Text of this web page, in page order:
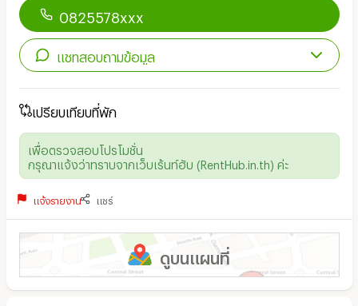
0825578xxx
แชทสอบถามข้อมูล
เปรียบเทียบที่พัก
เพื่อตรวจสอบโปรโมชั่น
กรุณาแจ้งว่าทราบจากเว็บเร้นท์ฮับ (RentHub.in.th) ค่ะ
แจ้งรายงาน แชร์
ดูบนแผนที่